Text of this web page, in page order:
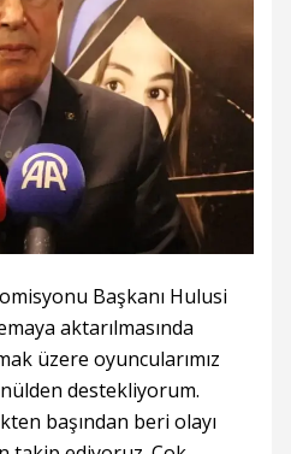
Başkanı Hulusi
aktarılmasında
üzere oyuncularımız
destekliyorum.
başından beri olayı